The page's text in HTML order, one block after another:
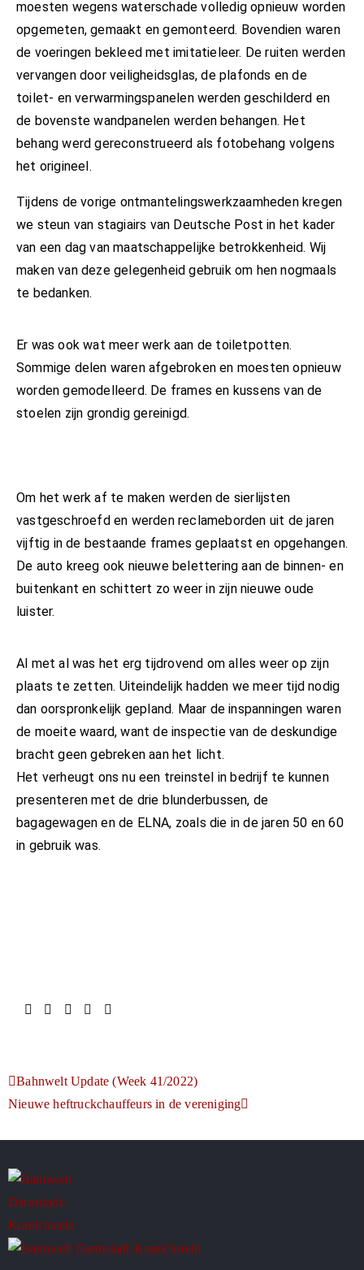
moesten wegens waterschade volledig opnieuw worden
opgemeten, gemaakt en gemonteerd. Bovendien waren
de voeringen bekleed met imitatieleer. De ruiten werden
vervangen door veiligheidsglas, de plafonds en de
toilet- en verwarmingspanelen werden geschilderd en
de bovenste wandpanelen werden behangen. Het
behang werd gereconstrueerd als fotobehang volgens
het origineel.
Tijdens de vorige ontmantelingswerkzaamheden kregen
we steun van stagiairs van Deutsche Post in het kader
van een dag van maatschappelijke betrokkenheid. Wij
maken van deze gelegenheid gebruik om hen nogmaals
te bedanken.
Er was ook wat meer werk aan de toiletpotten.
Sommige delen waren afgebroken en moesten opnieuw
worden gemodelleerd. De frames en kussens van de
stoelen zijn grondig gereinigd.
Om het werk af te maken werden de sierlijsten
vastgeschroefd en werden reclameborden uit de jaren
vijftig in de bestaande frames geplaatst en opgehangen.
De auto kreeg ook nieuwe belettering aan de binnen- en
buitenkant en schittert zo weer in zijn nieuwe oude
luister.
Al met al was het erg tijdrovend om alles weer op zijn
plaats te zetten. Uiteindelijk hadden we meer tijd nodig
dan oorspronkelijk gepland. Maar de inspanningen waren
de moeite waard, want de inspectie van de deskundige
bracht geen gebreken aan het licht.
Het verheugt ons nu een treinstel in bedrijf te kunnen
presenteren met de drie blunderbussen, de
bagagewagen en de ELNA, zoals die in de jaren 50 en 60
in gebruik was.
Bahnwelt Update (Week 41/2022)
Nieuwe heftruckchauffeurs in de vereniging